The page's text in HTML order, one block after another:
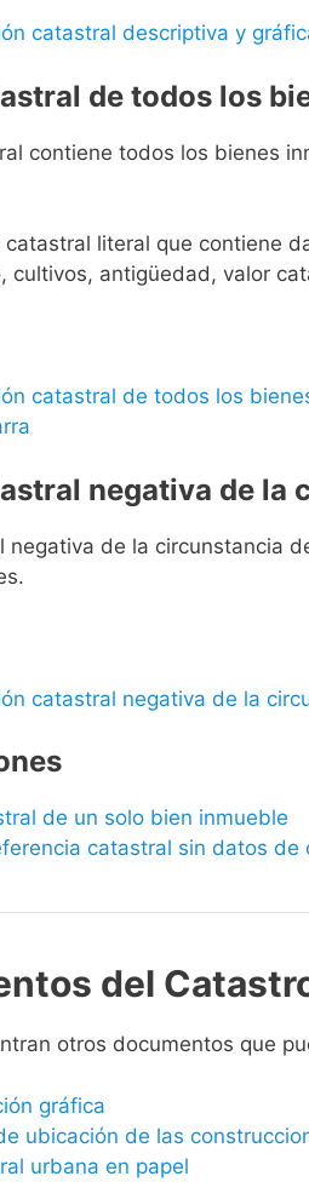
catastral descriptiva y
de todos los
contiene todos los bienes
literal que contiene
cultivos, antigüedad, valor
catastral de todos los
negativa de la
negativa de la circunstancia
catastral negativa de la
de un solo bien inmueble
catastral sin datos de
del
otros documentos que
gráfica
ubicación de las
urbana en papel